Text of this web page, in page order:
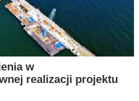
w
realizacji projektu